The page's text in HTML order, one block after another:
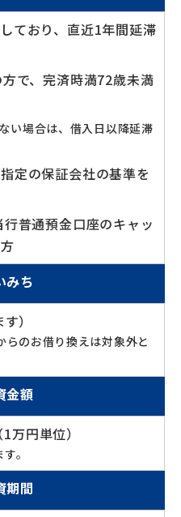
ており、直近1年間延滞
で、完済時満72歳未満
い場合は、借入日以降延滞
定の保証会社の基準を
普通預金口座のキャッ
みち
）
らのお借り換えは対象外と
金額
万円単位）
。
期間